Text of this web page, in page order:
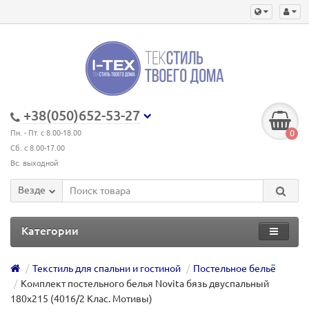
+38(050)652-53-27
Пн. - Пт. с 8.00-18.00
Сб. с 8.00-17.00
Вс. выходной
0
Везде
Категории
Текстиль для спальни и гостиной
Постельное бельё
Комплект постельного белья Novita бязь двуспальный
180х215 (4016/2 Клас. Мотивы)